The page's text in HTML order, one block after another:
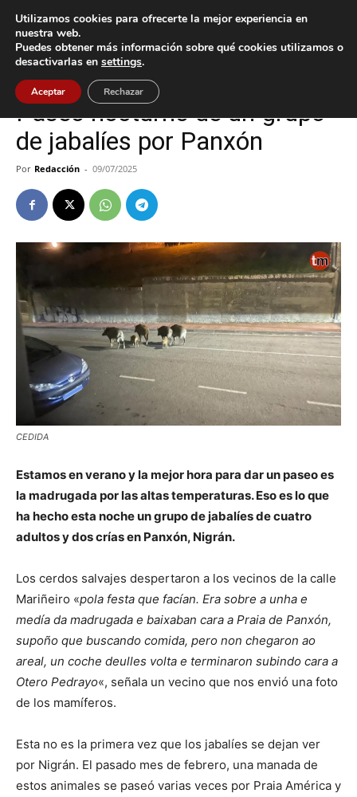
Inicio Nigrán
Nigrán
Paseo nocturno de un grupo
de jabalíes por Panxón
Por Redacción - 09/07/2025
CEDIDA
Estamos en verano y la mejor hora para dar un paseo es
la madrugada por las altas temperaturas. Eso es lo que
ha hecho esta noche un grupo de jabalíes de cuatro
adultos y dos crías en Panxón, Nigrán.
Los cerdos salvajes despertaron a los vecinos de la calle
Mariñeiro «pola festa que facían. Era sobre a unha e
medía da madrugada e baixaban cara a Praia de Panxón,
supoño que buscando comida, pero non chegaron ao
areal, un coche deulles volta e terminaron subindo cara a
Otero Pedrayo«, señala un vecino que nos envió una foto
de los mamíferos.
Esta no es la primera vez que los jabalíes se dejan ver
por Nigrán. El pasado mes de febrero, una manada de
estos animales se paseó varias veces por Praia América y
Utilizamos cookies para ofrecerte la mejor experiencia en
nuestra web.
Puedes obtener más información sobre qué cookies utilizamos o
desactivarlas en settings.
Aceptar Rechazar